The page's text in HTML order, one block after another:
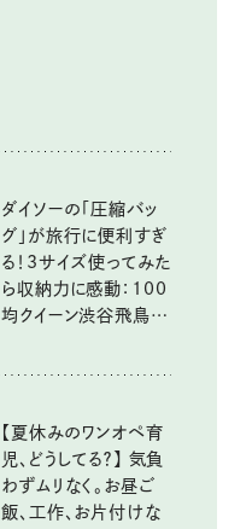
ダイソーの「圧縮バッ
グ」が旅行に便利すぎ
る！3サイズ使ってみた
ら収納力に感動：100
均クイーン渋谷飛鳥の
【夏休みのワンオペ育
児、どうしてる？】 気負
わずムリなく。お昼ご
飯、工作、お片付けな